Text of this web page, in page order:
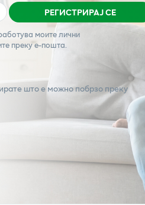
РЕГИСТРИРАЈ СЕ
моите лични
преку е-пошта.
што е можно побрзо преку